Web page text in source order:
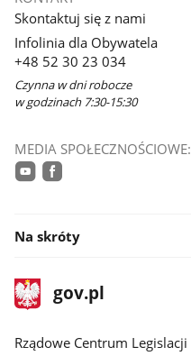
Skontaktuj się z nami
Infolinia dla Obywatela
+48 52 30 23 034
Czynna w dni robocze
w godzinach 7:30-15:30
MEDIA SPOŁECZNOŚCIOWE:
Na skróty
stopka
gov.plStrona
gov.pl
Rządowe Centrum Legislacji